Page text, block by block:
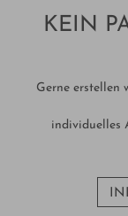
KEIN
Gerne erstellen
individuelles